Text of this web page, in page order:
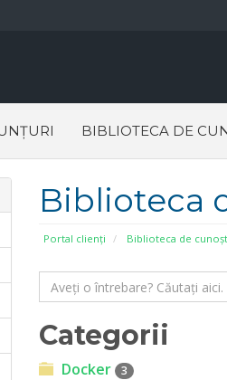
BIBLIOTECA DE
Biblioteca
Portal clienți Biblioteca de
Categorii
Docker 3